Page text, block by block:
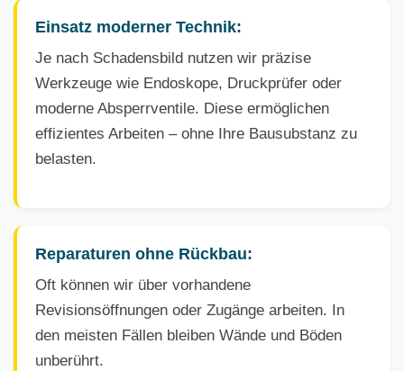
Einsatz moderner Technik:
Je nach Schadensbild nutzen wir präzise
Werkzeuge wie Endoskope, Druckprüfer oder
moderne Absperrventile. Diese ermöglichen
effizientes Arbeiten – ohne Ihre Bausubstanz zu
belasten.
Reparaturen ohne Rückbau:
Oft können wir über vorhandene
Revisionsöffnungen oder Zugänge arbeiten. In
den meisten Fällen bleiben Wände und Böden
unberührt.